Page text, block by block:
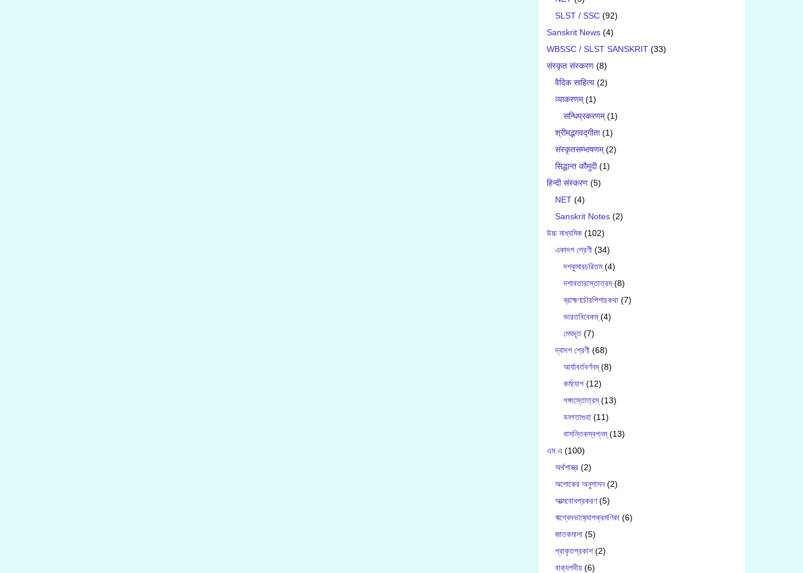
SLST / SSC (92)
Sanskrit News (4)
WBSSC / SLST SANSKRIT (33)
संस्कृत संस्करण (8)
वैदिक साहित्य (2)
व्याकरणम्(1)
सन्धिप्रकरणम्(1)
श्रीमद्भगवद्गीता(1)
संस्कृतसम्भाषणम्(2)
सिद्धान्त कौमुदी(1)
हिन्दी संस्करण (5)
NET (4)
Sanskrit Notes (2)
উচ্চ মাধ্যমিক (102)
একাদশ শ্রেণী (34)
দশকুমারচরিতম্(4)
দশাবতারস্তোত্রম্(8)
ব্রাহ্মণচৌরপিশাচকথা (7)
ভারতবিবেকম্(4)
মেঘদূত(7)
দ্বাদশ শ্রেণী (68)
আর্যাবর্তবর্ণনম্(8)
কর্মযোগ (12)
গঙ্গাস্তোত্রম্(13)
বনগতাগুহা (11)
বাসন্তিকস্বপ্নম্(13)
এম.এ (100)
অর্থশাস্ত্র (2)
অশোকের অনুশাসন(2)
আত্মবোধপ্রকরণ(5)
ঋগ্বেদভাষ‍্যোপক্রমণিকা (6)
জাতকমালা (5)
প্রাকৃতপ্রকাশ(2)
বাক‍্যপদীয় (6)